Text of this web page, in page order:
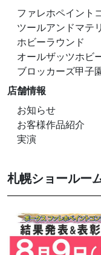
ファレホペイント
ツールアンドマテ
ホビーラウンド
オールザッツホビ
ブロッカーズ甲子
店舗情報
お知らせ
お客様作品紹介
実演
札幌ショールー